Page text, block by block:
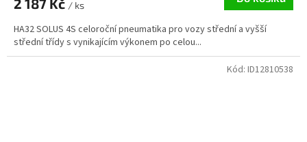
/ ks
HA32 SOLUS 4S celoroční pneumatika pro vozy střední a vyšší
střední třídy s vynikajícím výkonem po celou...
Kód: ID12810538